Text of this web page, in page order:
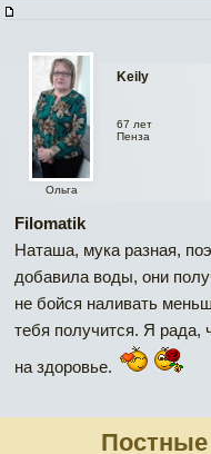
Keily
Ольга
67 лет
Пенза
Filomatik
Наташа, мука разная,
добавила воды, они
не бойся наливать
тебя получится. Я рада,
на здоровье.